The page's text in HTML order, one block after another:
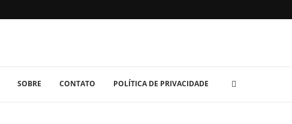
SOBRE CONTATO POLÍTICA DE PRIVACIDADE